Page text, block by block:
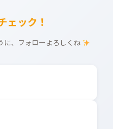
ェック！
に、フォローよろしくね